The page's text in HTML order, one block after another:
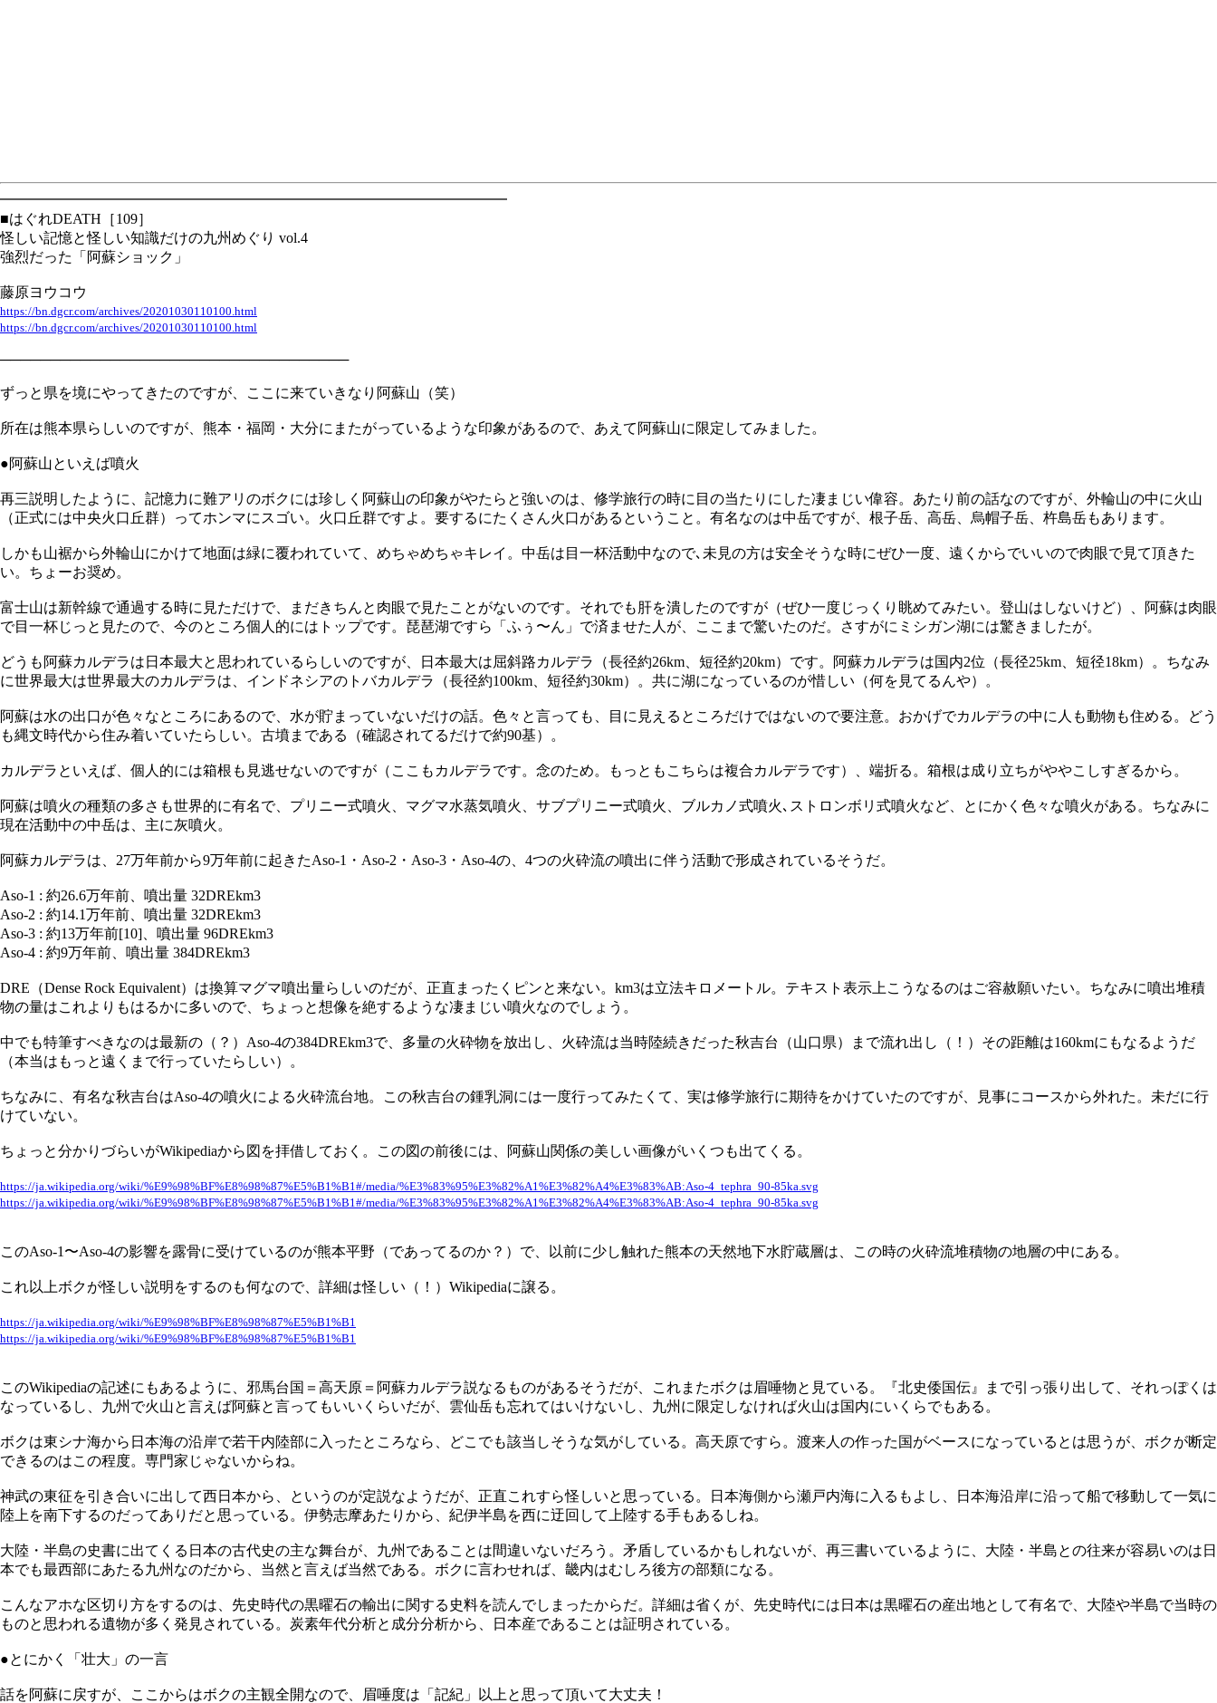
━━━━━━━━━━━━━━━━━━━━━━━━━━━━━━━━━━━
■はぐれDEATH［109］
怪しい記憶と怪しい知識だけの九州めぐり vol.4
強烈だった「阿蘇ショック」
藤原ヨウコウ
https://bn.dgcr.com/archives/20201030110100.html
https://bn.dgcr.com/archives/20201030110100.html
───────────────────────────────────
ずっと県を境にやってきたのですが、ここに来ていきなり阿蘇山（笑）
所在は熊本県らしいのですが、熊本・福岡・大分にまたがっているような印象があるので、あえて阿蘇山に限定してみました。
●阿蘇山といえば噴火
再三説明したように、記憶力に難アリのボクには珍しく阿蘇山の印象がやたらと強いのは、修学旅行の時に目の当たりにした凄まじい偉容。あたり前の話なのですが、外輪山の中に火山
（正式には中央火口丘群）ってホンマにスゴい。火口丘群ですよ。要するにたくさん火口があるということ。有名なのは中岳ですが、根子岳、高岳、烏帽子岳、杵島岳もあります。
しかも山裾から外輪山にかけて地面は緑に覆われていて、めちゃめちゃキレイ。中岳は目一杯活動中なので､未見の方は安全そうな時にぜひ一度、遠くからでいいので肉眼で見て頂きた
い。ちょーお奨め。
富士山は新幹線で通過する時に見ただけで、まだきちんと肉眼で見たことがないのです。それでも肝を潰したのですが（ぜひ一度じっくり眺めてみたい。登山はしないけど）、阿蘇は肉眼
で目一杯じっと見たので、今のところ個人的にはトップです。琵琶湖ですら「ふぅ〜ん」で済ませた人が、ここまで驚いたのだ。さすがにミシガン湖には驚きましたが。
どうも阿蘇カルデラは日本最大と思われているらしいのですが、日本最大は屈斜路カルデラ（長径約26km、短径約20km）です。阿蘇カルデラは国内2位（長径25km、短径18km）。ちなみ
に世界最大は世界最大のカルデラは、インドネシアのトバカルデラ（長径約100km、短径約30km）。共に湖になっているのが惜しい（何を見てるんや）。
阿蘇は水の出口が色々なところにあるので、水が貯まっていないだけの話。色々と言っても、目に見えるところだけではないので要注意。おかげでカルデラの中に人も動物も住める。どう
も縄文時代から住み着いていたらしい。古墳まである（確認されてるだけで約90基）。
カルデラといえば、個人的には箱根も見逃せないのですが（ここもカルデラです。念のため。もっともこちらは複合カルデラです）、端折る。箱根は成り立ちがややこしすぎるから。
阿蘇は噴火の種類の多さも世界的に有名で、プリニー式噴火、マグマ水蒸気噴火、サブプリニー式噴火、ブルカノ式噴火､ストロンボリ式噴火など、とにかく色々な噴火がある。ちなみに
現在活動中の中岳は、主に灰噴火。
阿蘇カルデラは、27万年前から9万年前に起きたAso-1・Aso-2・Aso-3・Aso-4の、4つの火砕流の噴出に伴う活動で形成されているそうだ。
Aso-1 : 約26.6万年前、噴出量 32DREkm3
Aso-2 : 約14.1万年前、噴出量 32DREkm3
Aso-3 : 約13万年前[10]、噴出量 96DREkm3
Aso-4 : 約9万年前、噴出量 384DREkm3
DRE（Dense Rock Equivalent）は換算マグマ噴出量らしいのだが、正直まったくピンと来ない。km3は立法キロメートル。テキスト表示上こうなるのはご容赦願いたい。ちなみに噴出堆積
物の量はこれよりもはるかに多いので、ちょっと想像を絶するような凄まじい噴火なのでしょう。
中でも特筆すべきなのは最新の（？）Aso-4の384DREkm3で、多量の火砕物を放出し、火砕流は当時陸続きだった秋吉台（山口県）まで流れ出し（！）その距離は160kmにもなるようだ
（本当はもっと遠くまで行っていたらしい）。
ちなみに、有名な秋吉台はAso-4の噴火による火砕流台地。この秋吉台の鍾乳洞には一度行ってみたくて、実は修学旅行に期待をかけていたのですが、見事にコースから外れた。未だに行
けていない。
ちょっと分かりづらいがWikipediaから図を拝借しておく。この図の前後には、阿蘇山関係の美しい画像がいくつも出てくる。
https://ja.wikipedia.org/wiki/%E9%98%BF%E8%98%87%E5%B1%B1#/media/%E3%83%95%E3%82%A1%E3%82%A4%E3%83%AB:Aso-4_tephra_90-85ka.svg
https://ja.wikipedia.org/wiki/%E9%98%BF%E8%98%87%E5%B1%B1#/media/%E3%83%95%E3%82%A1%E3%82%A4%E3%83%AB:Aso-4_tephra_90-85ka.svg
このAso-1〜Aso-4の影響を露骨に受けているのが熊本平野（であってるのか？）で、以前に少し触れた熊本の天然地下水貯蔵層は、この時の火砕流堆積物の地層の中にある。
これ以上ボクが怪しい説明をするのも何なので、詳細は怪しい（！）Wikipediaに譲る。
https://ja.wikipedia.org/wiki/%E9%98%BF%E8%98%87%E5%B1%B1
https://ja.wikipedia.org/wiki/%E9%98%BF%E8%98%87%E5%B1%B1
このWikipediaの記述にもあるように、邪馬台国＝高天原＝阿蘇カルデラ説なるものがあるそうだが、これまたボクは眉唾物と見ている。『北史倭国伝』まで引っ張り出して、それっぽくは
なっているし、九州で火山と言えば阿蘇と言ってもいいくらいだが、雲仙岳も忘れてはいけないし、九州に限定しなければ火山は国内にいくらでもある。
ボクは東シナ海から日本海の沿岸で若干内陸部に入ったところなら、どこでも該当しそうな気がしている。高天原ですら。渡来人の作った国がベースになっているとは思うが、ボクが断定
できるのはこの程度。専門家じゃないからね。
神武の東征を引き合いに出して西日本から、というのが定説なようだが、正直これすら怪しいと思っている。日本海側から瀬戸内海に入るもよし、日本海沿岸に沿って船で移動して一気に
陸上を南下するのだってありだと思っている。伊勢志摩あたりから、紀伊半島を西に迂回して上陸する手もあるしね。
大陸・半島の史書に出てくる日本の古代史の主な舞台が、九州であることは間違いないだろう。矛盾しているかもしれないが、再三書いているように、大陸・半島との往来が容易いのは日
本でも最西部にあたる九州なのだから、当然と言えば当然である。ボクに言わせれば、畿内はむしろ後方の部類になる。
こんなアホな区切り方をするのは、先史時代の黒曜石の輸出に関する史料を読んでしまったからだ。詳細は省くが、先史時代には日本は黒曜石の産出地として有名で、大陸や半島で当時の
ものと思われる遺物が多く発見されている。炭素年代分析と成分分析から、日本産であることは証明されている。
●とにかく「壮大」の一言
話を阿蘇に戻すが、ここからはボクの主観全開なので、眉唾度は「記紀」以上と思って頂いて大丈夫！